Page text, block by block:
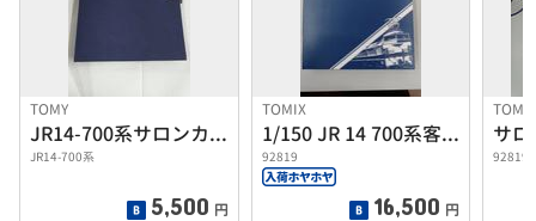
TOMY
JR14-700系サロンカーなにわ基本セット
JR14-700系
5,500 円
TOMIX
1/150 JR 14 700系客車サロンカー なにわセット
92819
16,500 円